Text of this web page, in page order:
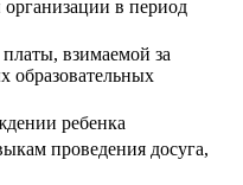
в период
взимаемой за
образовательных
ребенка
проведения досуга,